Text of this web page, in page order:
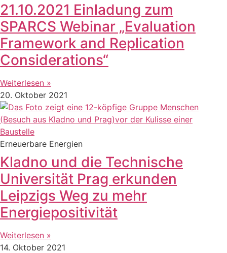
21.10.2021 Einladung zum
SPARCS Webinar „Evaluation
Framework and Replication
Considerations“
Weiterlesen »
20. Oktober 2021
Erneuerbare Energien
Kladno und die Technische
Universität Prag erkunden
Leipzigs Weg zu mehr
Energiepositivität
Weiterlesen »
14. Oktober 2021